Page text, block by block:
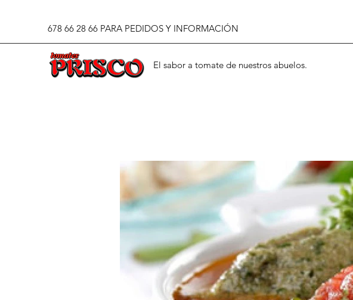
678 66 28 66 PARA PEDIDOS Y INFORMACIÓN
El sabor a tomate de nuestros abuelos.